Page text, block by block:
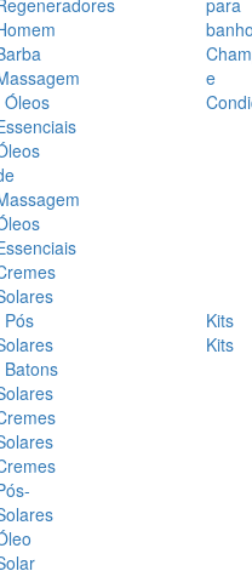
Óleos
Pós
Batons
banho
e
Kits
Kits